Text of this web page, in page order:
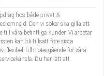
hos både privat &
omnejd. Den vi söker ska gilla att
till våra befintliga kunder. Vi arbetar
kan bli tillsatt före sista
flexibel, tillmötesgående för våra
Du har lätt att